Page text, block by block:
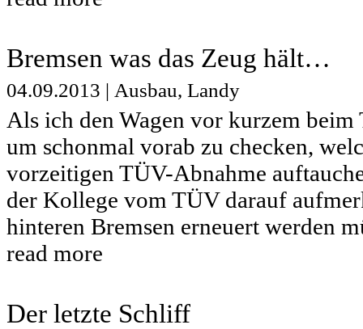
Bremsen was das Zeug hält…
04.09.2013 | Ausbau, Landy
Als ich den Wagen vor kurzem
um schonmal vorab zu checken,
vorzeitigen TÜV-Abnahme
der Kollege vom TÜV darauf
hinteren Bremsen erneuert werden
read more
Der letzte Schliff